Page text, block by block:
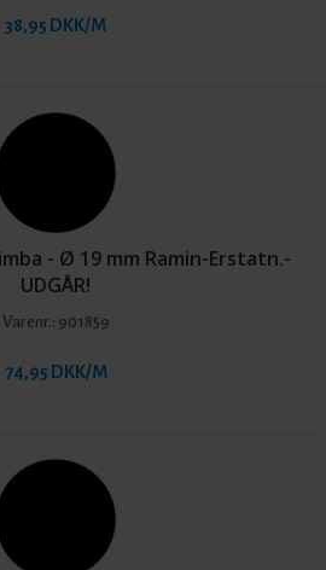
38,95 DKK/M
- Ø 19 mm Ramin-Erstatn.-
UDGÅR!
Varenr.: 901859
74,95 DKK/M